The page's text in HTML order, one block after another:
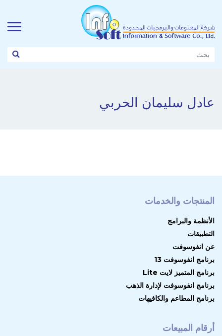
عادل سليمان الحربي
المنتجات والخدمات
الأنظمة والبرامج
التطبيقات
عن انفوسوفت
برنامج انفوسوفت 13
برنامج المتميز لايت Lite
برنامج انفوسوفت لإدارة الذهب
برنامج المطاعم والكافيهات
أرقام المبيعات